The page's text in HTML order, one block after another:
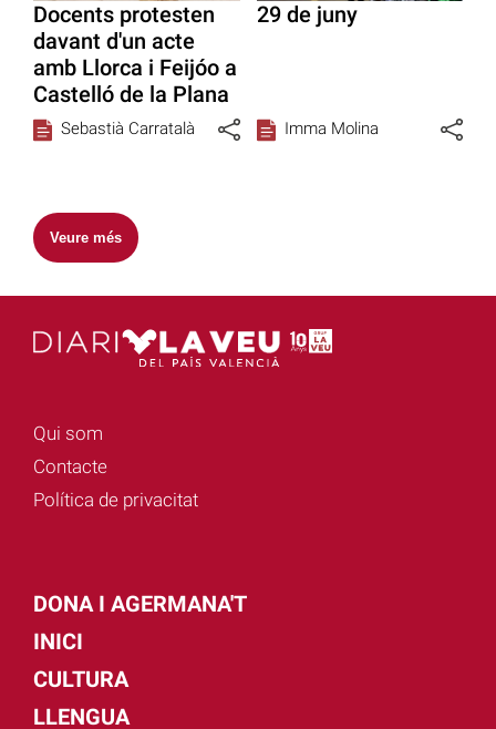
Docents protesten
davant d'un acte
amb Llorca i Feijóo a
Castelló de la Plana
Sebastià Carratalà
29 de juny
Imma Molina
Veure més
Qui som
Contacte
Política de privacitat
DONA I AGERMANA'T
INICI
CULTURA
LLENGUA